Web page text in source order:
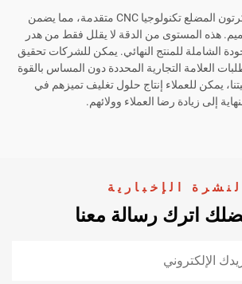
يضم وحدة إنتاج خط الكرتون المضلع تكنولوجيا CNC متقدمة، مما يضمن
هذه المستوى من الدقة لا يقلل فقط من هدر
الشاملة للمنتج النهائي. يمكن للشركات تحقيق
العلامة التجارية المحددة دون المساس بالقوة
يمكن للعملاء إنتاج حلول تغليف تميزهم في
إلى زيادة رضا العملاء وولائهم.
النشرة الإخبارية
اترك رسالة معنا